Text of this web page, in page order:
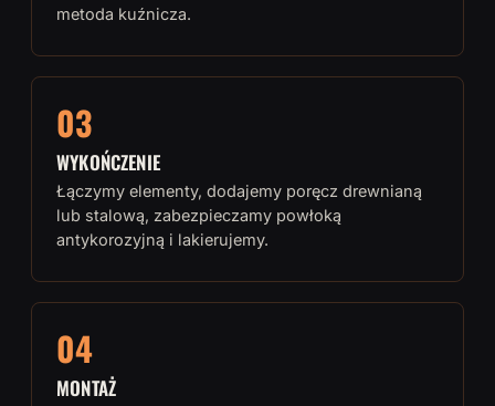
metoda kuźnicza.
03
WYKOŃCZENIE
Łączymy elementy, dodajemy poręcz drewnianą
lub stalową, zabezpieczamy powłoką
antykorozyjną i lakierujemy.
04
MONTAŻ